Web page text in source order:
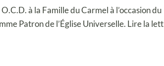
à la Famille du Carmel à l’occasion du
Patron de l’Église Universelle. Lire la